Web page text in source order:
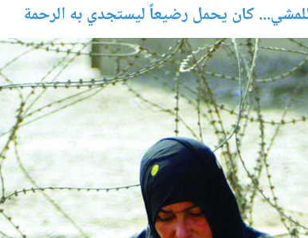
كان يحمل رضيعاً ليستجدي به الرحمة